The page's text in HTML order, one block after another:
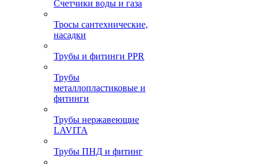
Счетчики воды и газа
Тросы сантехнические,
насадки
Трубы и фитинги PPR
Трубы
металлопластиковые и
фитинги
Трубы нержавеющие
LAVITA
Трубы ПНД и фитинг